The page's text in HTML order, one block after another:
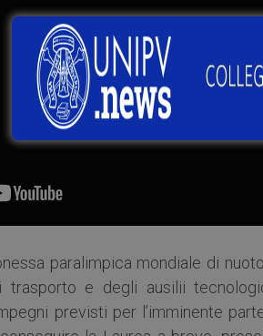
paralimpica mondiale di
e degli ausilii
previsti per l’imminente